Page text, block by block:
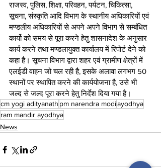
राजस्व, पुलिस, शिक्षा, परिवहन, पर्यटन, चिकित्सा,
सूचना, संस्कृति आदि विभाग के स्थानीय अधिकारियों एवं
मण्डलीय अधिकारियों से अपने अपने विभाग से सम्बंधित
कार्यो को समय से पूरा करने हेतु शासनादेश के अनुसार
कार्य करने तथा मण्डलायुक्त कार्यालय में रिपोर्ट देने को
कहा है। सूचना विभाग द्वारा शहर एवं ग्रामीण क्षेत्रों में
एलईडी वाहन जो चल रही है, इसके अलावा लगभग 50
स्थानों पर स्थापित करने की कार्ययोजना है, उसे भी
जल्द से जल्द पूरा करने हेतु निर्देश दिया गया है।
cm yogi adityanath pm narendra modiayodhya
ram mandir ayodhya
News